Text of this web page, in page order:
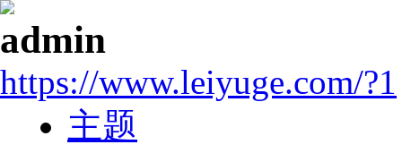
admin
https://www.leiyuge.com/?1
主题